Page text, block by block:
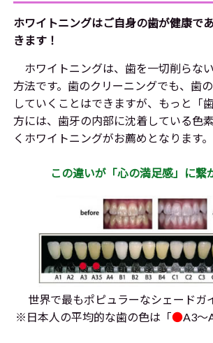
ホワイトニングはご自身の歯が健康で
きます！
ホワイトニングは、歯を一切削らな
方法です。歯のクリーニングでも、歯
していくことはできますが、もっと「
方には、歯牙の内部に沈着している色
くホワイトニングがお薦めとなります。
この違いが「心の満足感」に繋
世界で最もポピュラーなシェードガ
※日本人の平均的な歯の色は「●A3～